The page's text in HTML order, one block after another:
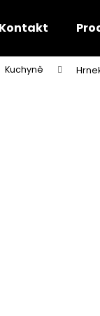
Kontakt
Kuchyně